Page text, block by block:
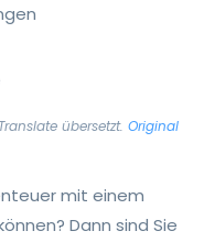
übersetzt. Original
mit einem
Dann sind Sie